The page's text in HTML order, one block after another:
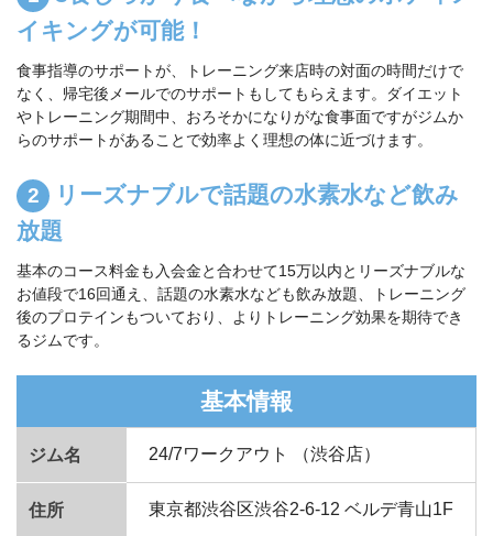
イキングが可能！
食事指導のサポートが、トレーニング来店時の対面の時間だけで
なく、帰宅後メールでのサポートもしてもらえます。ダイエット
やトレーニング期間中、おろそかになりがな食事面ですがジムか
らのサポートがあることで効率よく理想の体に近づけます。
リーズナブルで話題の水素水など飲み
放題
基本のコース料金も入会金と合わせて15万以内とリーズナブルな
お値段で16回通え、話題の水素水なども飲み放題、トレーニング
後のプロテインもついており、よりトレーニング効果を期待でき
るジムです。
基本情報
ジム名 24/7ワークアウト （渋谷店）
住所 東京都渋谷区渋谷2-6-12 ベルデ青山1F